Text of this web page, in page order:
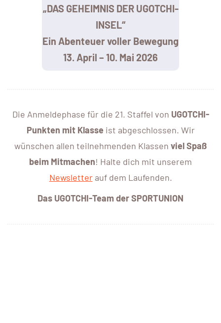
„DAS GEHEIMNIS DER UGOTCHI-
INSEL“
Ein Abenteuer voller Bewegung
13. April – 10. Mai 2026
Die Anmeldephase für die 21. Staffel von UGOTCHI-
Punkten mit Klasseist abgeschlossen. Wir
wünschen allen teilnehmenden Klassen viel Spaß
beim Mitmachen! Halte dich mit unserem
Newsletterauf dem Laufenden.
Das UGOTCHI-Team der SPORTUNION